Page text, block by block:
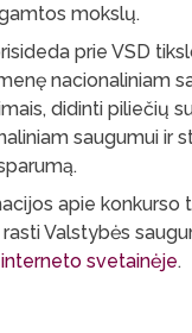
mokslų.
prie VSD
nacionaliniam
didinti piliečių
saugumui ir
apie konkurso
Valstybės
interneto svetainėje.